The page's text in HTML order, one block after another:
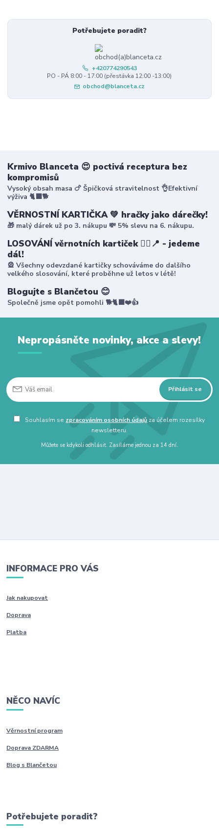
Potřebujete poradit?
+420774290543
PO - PÁ 8:00 - 17:00 (přestávka 12:00 -13:00)
obchod@blanceta.cz
Krmivo Blanceta 😍 poctivá receptura bez
kompromisů
Vysoký obsah masa 🍗 Špičková stravitelnost 👌Efektivní
výživa 🐈‍⬛🐕
VĚRNOSTNÍ KARTIČKA 💚 hračky jako dárečky!
🎁 malý dárek už po 3. nákupu 💸 5% slevu na 6. nákupu.
LOSOVÁNÍ věrnotních kartiček 🤸‍♀️📍 - jedeme
dál!
🎡 Všechny odevzdané kartičky schováváme do dalšího
velkého slosování, které proběhne už letos v létě!
Blogujte s Blančetou 😊
Společně jsme opět pomohli 🐕🐈‍⬛❤️👍
Nepropásněte novinky, akce a slevy!
Přihlásit se
Souhlasím se zpracováním osobních údajů za účelem rozesílky
newsletteru.
Můžete se kdykoli odhlásit. Zasíláme jednou za 14 dní.
INFORMACE PRO VÁS
Jak nakupovat
Doprava
Platba
NĚCO NAVÍC
Věrnostní program
Doprava ZDARMA
Blog s Blančetou
Potřebujete poradit?